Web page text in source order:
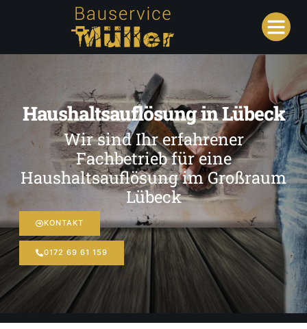
Haushaltsauflösung in Lübeck
Wir sind Ihr erfahrener
Fachbetrieb für eine
Haushaltsauflösung im Großraum
Lübeck
KONTAKT
0172 69 61 159